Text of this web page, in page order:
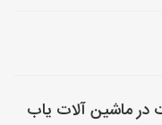
در ماشین آلات یاب